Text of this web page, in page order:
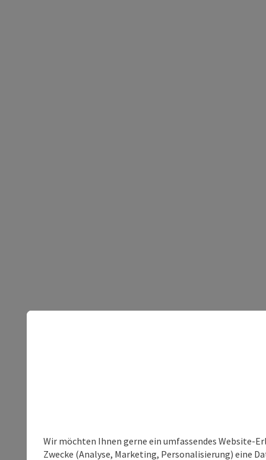
Wir möchten Ihnen gerne ein umfassendes Website-
Zwecke (Analyse, Marketing, Personalisierung) eine